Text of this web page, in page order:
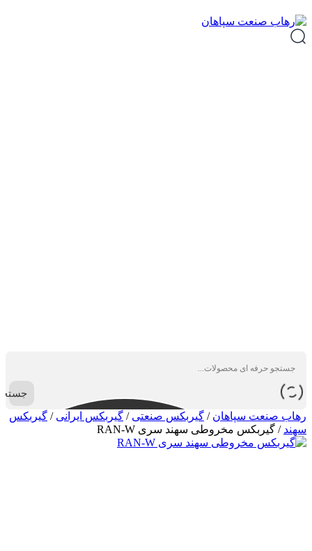
رهاب صنعت سپاهان / گیربکس صنعتی / گیربکس ایرانی / گیربکس
سهند / گیربکس مخروطی سهند سری RAN-W